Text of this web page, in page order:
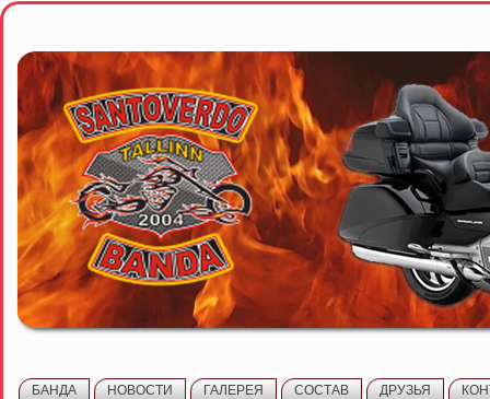
БАНДА НОВОСТИ ГАЛЕРЕЯ СОСТАВ ДРУЗЬЯ